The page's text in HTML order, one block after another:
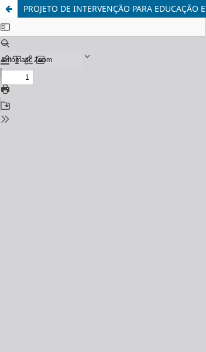
PROJETO DE INTERVENÇÃO PARA